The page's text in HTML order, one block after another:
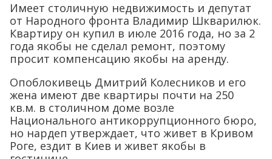
Имеет столичную недвижимость и депутат
от Народного фронта Владимир Шкварилюк.
Квартиру он купил в июле 2016 года, но за 2
года якобы не сделал ремонт, поэтому
просит компенсацию якобы на аренду.
Опоблокивець Дмитрий Колесников и его
жена имеют две квартиры почти на 250
кв.м. в столичном доме возле
Национального антикоррупционного бюро,
но нардеп утверждает, что живет в Кривом
Роге, ездит в Киев и живет якобы в